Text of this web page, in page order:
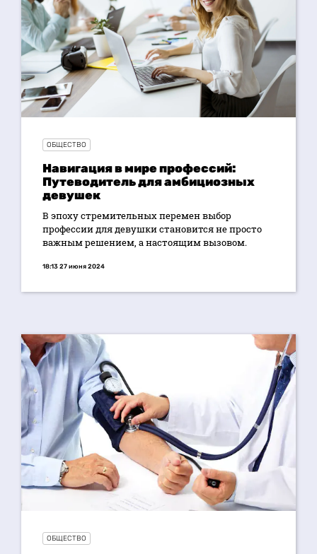
ОБЩЕСТВО
Навигация в мире профессий:
Путеводитель для амбициозных
девушек
В эпоху стремительных перемен выбор
профессии для девушки становится не просто
важным решением, а настоящим вызовом.
18:13 27 июня 2024
ОБЩЕСТВО